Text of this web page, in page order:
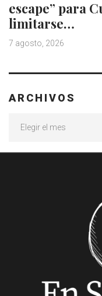
escape” para
limitarse…
7 agosto, 2026
ARCHIVOS